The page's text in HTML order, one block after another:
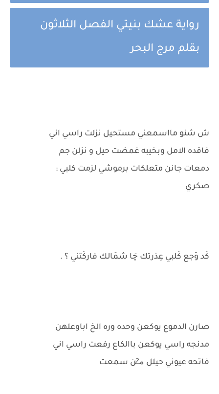
رواية عشك بنيتي الفصل الثلاثون
بقلم مرج البحر
ش شنو مااسمعني مستحيل نزلت راسي اني
فاقده الامل وبخيبه غمضت حيل و نزلن جم
دمعات جانن متعلكات برموشي لزمت كلبي :
صكري
كَد وّجع كَلبي عِذرتك چَا شمَالك فاركَتني ؟ .
صارن الدموع يوكعن وحده وره الخ اباوعلهن
مدنجه راسي يوكعن باالكاع رفعت راسي اني
فاتحه عيوني حيلل م̷ـــِْن سمعت